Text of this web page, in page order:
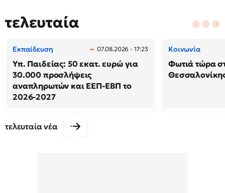
τελευταία
Εκπαίδευση 07.08.2026 - 17:23
Υπ. Παιδείας: 50 εκατ. ευρώ για
30.000 προσλήψεις
αναπληρωτών και ΕΕΠ-ΕΒΠ το
2026-2027
Κοινωνία
Φωτιά τώρα
τελευταία νέα